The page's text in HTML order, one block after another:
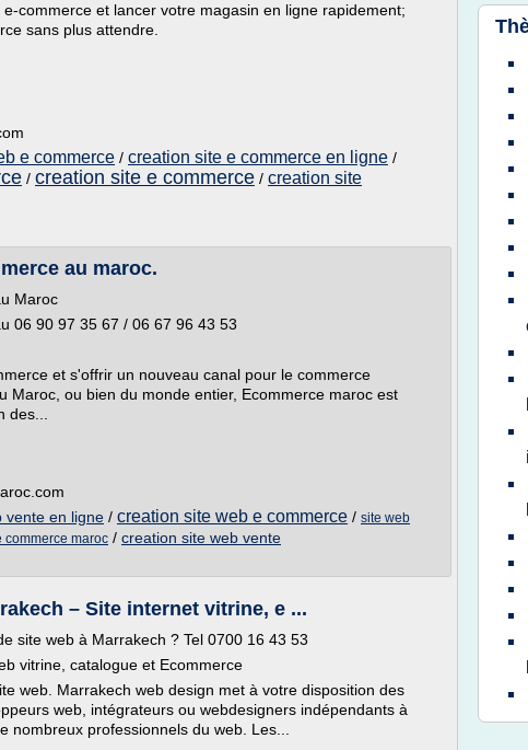
commerce et lancer votre magasin en ligne rapidement;
sans plus attendre.
e commerce / creation site e commerce en ligne /
/ creation site e commerce / creation site
au maroc.
Maroc
06 90 97 35 67 / 06 67 96 43 53
et s'offrir un nouveau canal pour le commerce
Maroc, ou bien du monde entier, Ecommerce maroc est
vente en ligne / creation site web e commerce / site web
commerce maroc / creation site web vente
– Site internet vitrine, e ...
site web à Marrakech ? Tel 0700 16 43 53
vitrine, catalogue et Ecommerce
web. Marrakech web design met à votre disposition des
web, intégrateurs ou webdesigners indépendants à
nombreux professionnels du web. Les...